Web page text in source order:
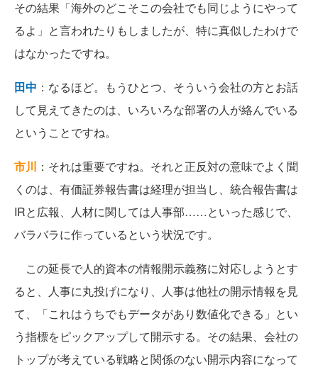
その結果「海外のどこそこの会社でも同じようにやって
るよ」と言われたりもしましたが、特に真似したわけで
はなかったですね。
田中 ：なるほど。もうひとつ、そういう会社の方とお話
して見えてきたのは、いろいろな部署の人が絡んでいる
ということですね。
市川 ：それは重要ですね。それと正反対の意味でよく聞
くのは、有価証券報告書は経理が担当し、統合報告書は
IRと広報、人材に関しては人事部……といった感じで、
バラバラに作っているという状況です。
この延長で人的資本の情報開示義務に対応しようとす
ると、人事に丸投げになり、人事は他社の開示情報を見
て、「これはうちでもデータがあり数値化できる」とい
う指標をピックアップして開示する。その結果、会社の
トップが考えている戦略と関係のない開示内容になって